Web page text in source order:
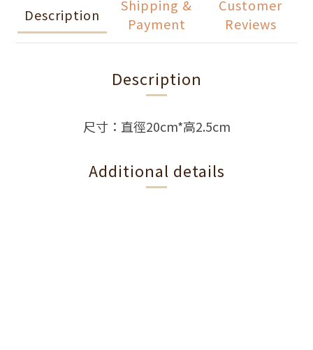
Description
Shipping &
Payment
Customer
Reviews
Description
尺寸：直徑20cm*高2.5cm
Additional details